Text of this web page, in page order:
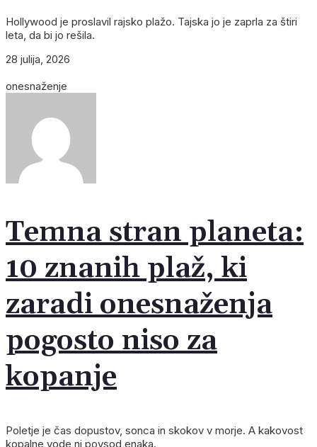
Hollywood je proslavil rajsko plažo. Tajska jo je zaprla za štiri
leta, da bi jo rešila.
28 julija, 2026
onesnaženje
Temna stran planeta:
10 znanih plaž, ki
zaradi onesnaženja
pogosto niso za
kopanje
Poletje je čas dopustov, sonca in skokov v morje. A kakovost
kopalne vode ni povsod enaka.